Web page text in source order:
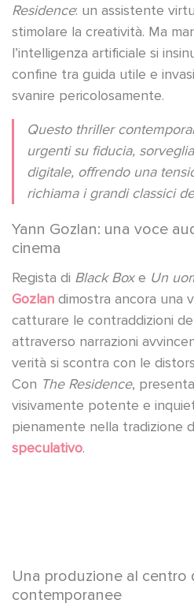
Residence: un assistente
stimolare la creatività. Ma
l’intelligenza artificiale si
confine tra guida utile e
svanire pericolosamente.
Questo thriller
urgenti su fiducia,
digitale, offrendo una
richiama i grandi classici
Yann Gozlan: una voce
cinema
Regista di Black Boxe Un
Gozlan dimostra ancora una
catturare le contraddizioni
attraverso narrazioni
verità si scontra con le
Con The Residence,
visivamente potente e
pienamente nella tradizione
speculativo.
Una produzione al centro
contemporanee